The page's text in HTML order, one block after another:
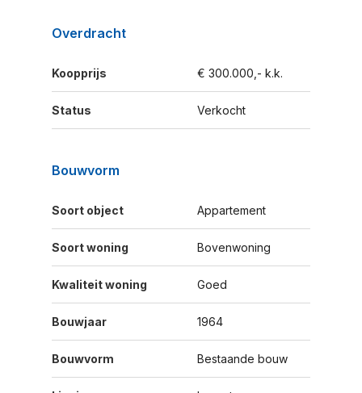
Overdracht
Koopprijs € 300.000,- k.k.
Status Verkocht
Bouwvorm
Soort object Appartement
Soort woning Bovenwoning
Kwaliteit woning Goed
Bouwjaar 1964
Bouwvorm Bestaande bouw